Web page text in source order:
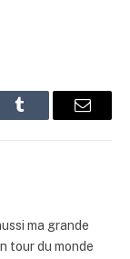
Tumblr Email
ma grande
tour du monde